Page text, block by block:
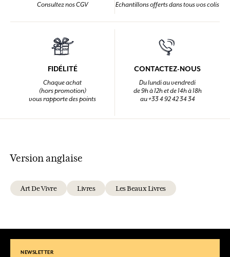
Consultez nos CGV Echantillons offerts dans tous vos colis
FIDÉLITÉ
Chaque achat
(hors promotion)
vous rapporte des points
CONTACTEZ-NOUS
Du lundi au vendredi
de 9h à 12h et de 14h à 18h
au +33 4 92 42 34 34
Version anglaise
Art De Vivre Livres Les Beaux Livres
NEWSLETTER